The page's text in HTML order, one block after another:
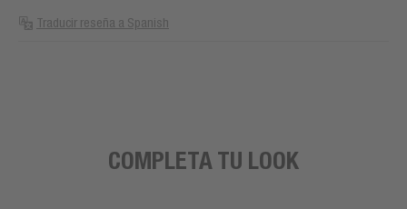
Traducir reseña a Spanish
COMPLETA TU LOOK